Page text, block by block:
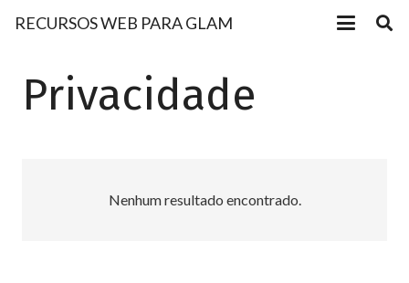
RECURSOS WEB PARA GLAM
Privacidade
Nenhum resultado encontrado.